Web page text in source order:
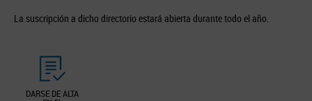
La suscripción a dicho directorio estará abierta durante todo el año.
DARSE DE ALTA